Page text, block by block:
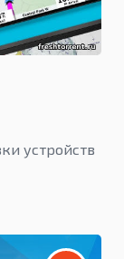
устройств